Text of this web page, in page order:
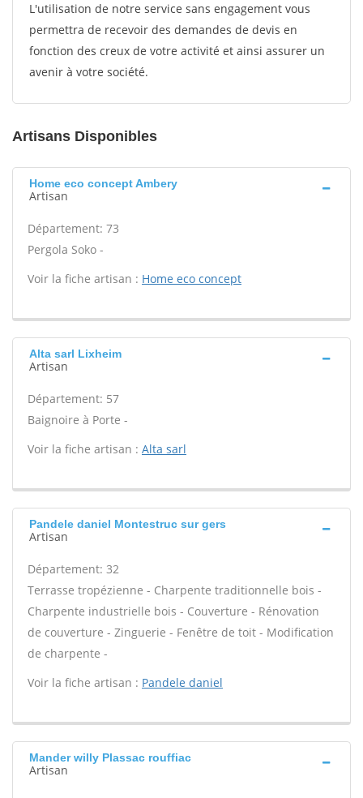
L'utilisation de notre service sans engagement vous
permettra de recevoir des demandes de devis en
fonction des creux de votre activité et ainsi assurer un
avenir à votre société.
Artisans Disponibles
Home eco concept Ambery
Artisan
Département: 73
Pergola Soko -
Voir la fiche artisan : Home eco concept
Alta sarl Lixheim
Artisan
Département: 57
Baignoire à Porte -
Voir la fiche artisan : Alta sarl
Pandele daniel Montestruc sur gers
Artisan
Département: 32
Terrasse tropézienne - Charpente traditionnelle bois -
Charpente industrielle bois - Couverture - Rénovation
de couverture - Zinguerie - Fenêtre de toit - Modification
de charpente -
Voir la fiche artisan : Pandele daniel
Mander willy Plassac rouffiac
Artisan